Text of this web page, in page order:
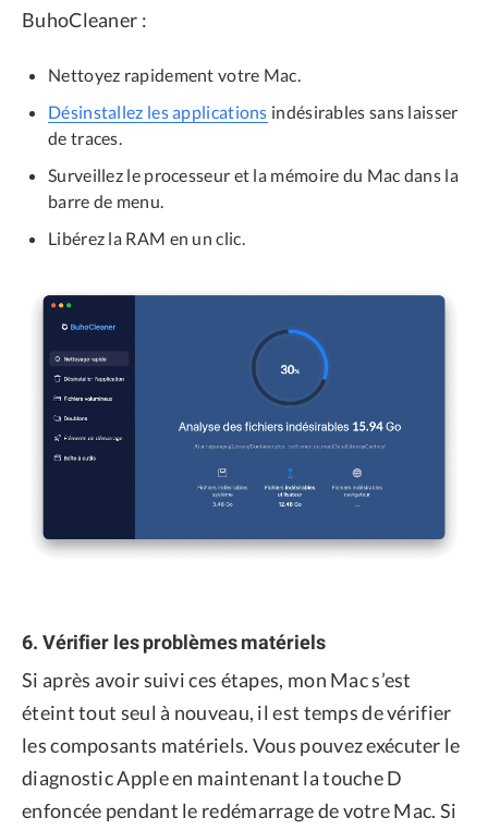
BuhoCleaner :
Nettoyez rapidement votre Mac.
Désinstallez les applications indésirables sans laisser
de traces.
Surveillez le processeur et la mémoire du Mac dans la
barre de menu.
Libérez la RAM en un clic.
6. Vérifier les problèmes matériels
Si après avoir suivi ces étapes, mon Mac s’est
éteint tout seul à nouveau, il est temps de vérifier
les composants matériels. Vous pouvez exécuter le
diagnostic Apple en maintenant la touche D
enfoncée pendant le redémarrage de votre Mac. Si